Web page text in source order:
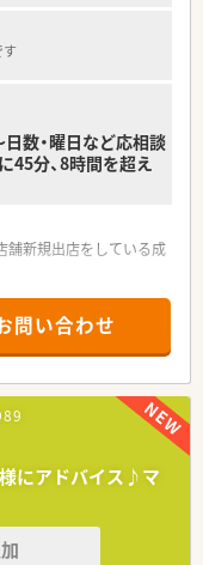
数・曜日など応相談
45分、8時間を超え
舗新規出店をしている成
用意され、責任のある
です
ンは整形外科です
箋にも対応していま
の扱いも多くあります
問い合わせ
様にアドバイス♪マ